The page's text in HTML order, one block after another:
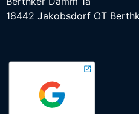
18442 Jakobsdorf OT